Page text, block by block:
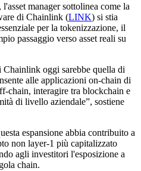
manager sottolinea come la
di Chainlink (LINK) si stia
per la tokenizzazione, il
passaggio verso asset reali su
oggi sarebbe quella di
alle applicazioni on-chain di
chain, interagire tra blockchain e
di livello aziendale”, sostiene
espansione abbia contribuito a
non layer-1 più capitalizzato
agli investitori l'esposizione a
chain.